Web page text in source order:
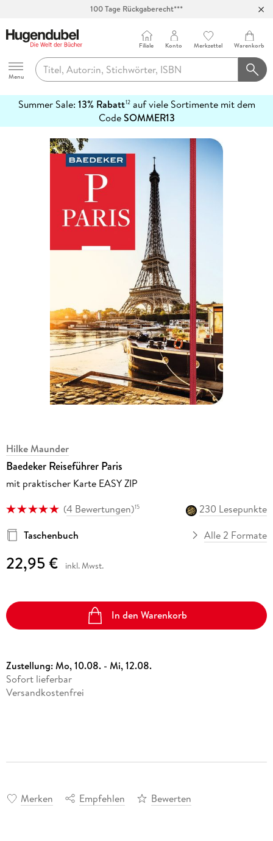
100 Tage Rückgaberecht***
Hugendubel
Menu
Filiale Konto Merkzettel Warenkorb
Summer Sale: 13% Rabatt12auf viele Sortimente mit dem
CodeSOMMER13
erfahren
Hilke Maunder
Baedeker Reiseführer Paris
mit praktischer Karte EASY ZIP
(4 Bewertungen)15
230 Lesepunkte
Taschenbuch
Alle 2 Formate
22,95 € inkl. Mwst.
In den Warenkorb
Zustellung:Mo, 10.08. - Mi, 12.08.
Sofort lieferbar
Versandkostenfrei
Merken Empfehlen Bewerten